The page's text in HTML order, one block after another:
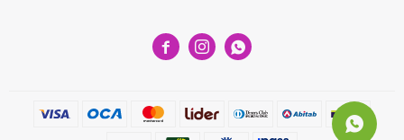
  